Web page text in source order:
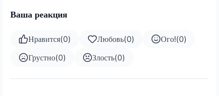
Ваша реакция
Нравится(0) Любовь(0) Ого!(0)
Грустно(0) Злость(0)